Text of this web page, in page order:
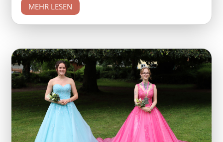
MEHR LESEN